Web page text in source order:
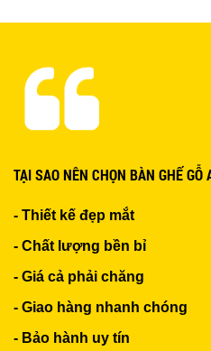
Ghế Ăn
TẠI SAO NÊN CHỌN BÀN GHẾ GỖ
- Thiết kế đẹp mắt
- Chất lượng bền bỉ
- Giá cả phải chăng
- Giao hàng nhanh chóng
- Bảo hành uy tín